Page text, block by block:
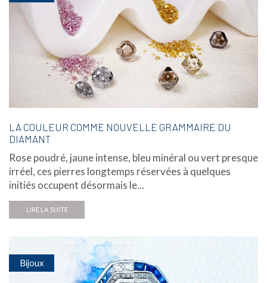
LA COULEUR COMME NOUVELLE GRAMMAIRE DU
DIAMANT
Rose poudré, jaune intense, bleu minéral ou vert presque
irréel, ces pierres longtemps réservées à quelques
initiés occupent désormais le...
LIRE LA SUITE
Bijoux